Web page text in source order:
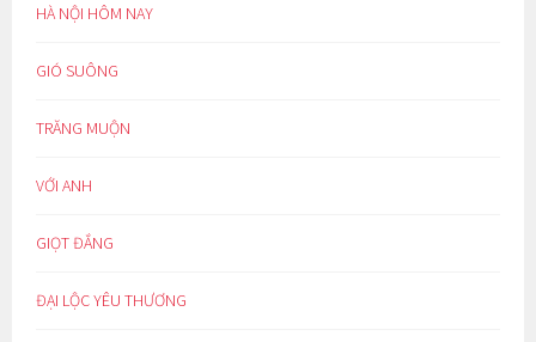
HÀ NỘI HÔM NAY
GIÓ SUÔNG
TRĂNG MUỘN
VỚI ANH
GIỌT ĐẮNG
ĐẠI LỘC YÊU THƯƠNG